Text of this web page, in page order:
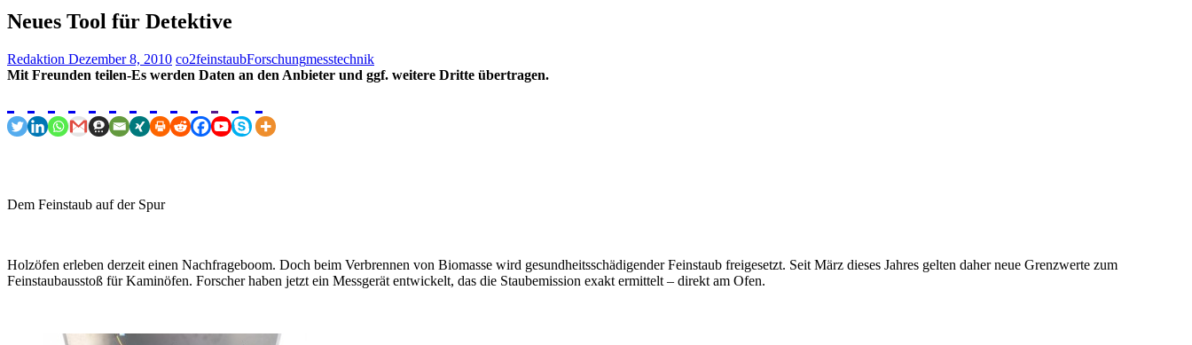
Neues Tool für Detektive
Redaktion Dezember 8, 2010 co2feinstaubForschungmesstechnik
Mit Freunden teilen-Es werden Daten an den Anbieter und ggf. weitere Dritte übertragen.
Dem Feinstaub auf der Spur
Holzöfen erleben derzeit einen Nachfrageboom. Doch beim Verbrennen von Biomasse wird gesundheitsschädigender Feinstaub freigesetzt. Seit März dieses Jahres gelten daher neue Grenzwerte zum
Feinstaubausstoß für Kaminöfen. Forscher haben jetzt ein Messgerät entwickelt, das die Staubemission exakt ermittelt – direkt am Ofen.